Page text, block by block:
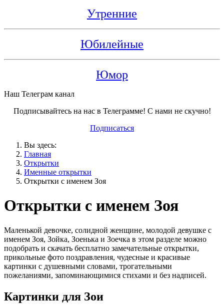
Утренние
Юбилейные
Юмор
Наш Телеграм канал
Подписывайтесь на нас в Телеграмме! С нами не скучно!
Подписаться
Вы здесь:
Главная
Открытки
Именные открытки
Открытки с именем Зоя
Открытки с именем Зоя
Маленькой девочке, солидной женщине, молодой девушке с
именем Зоя, Зойка, Зоенька и Зоечка в этом разделе можно
подобрать и скачать бесплатно замечательные открытки,
прикольные фото поздравления, чудесные и красивые
картинки с душевными словами, трогательными
пожеланиями, запоминающимися стихами и без надписей.
Картинки для Зои